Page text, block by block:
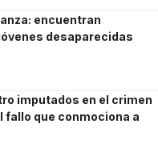
encuentran
desaparecidas
imputados en el crimen
fallo que conmociona a